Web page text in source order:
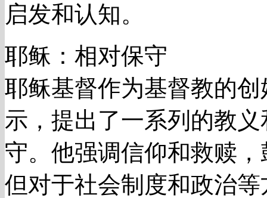
启发和认知。
耶稣：相对保守
耶稣基督作为基督教的
示，提出了一系列的教
守。他强调信仰和救赎
但对于社会制度和政治